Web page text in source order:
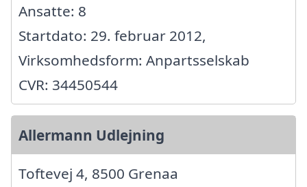
Ansatte: 8
Startdato: 29. februar 2012,
Virksomhedsform: Anpartsselskab
CVR: 34450544
Allermann Udlejning
Toftevej 4, 8500 Grenaa